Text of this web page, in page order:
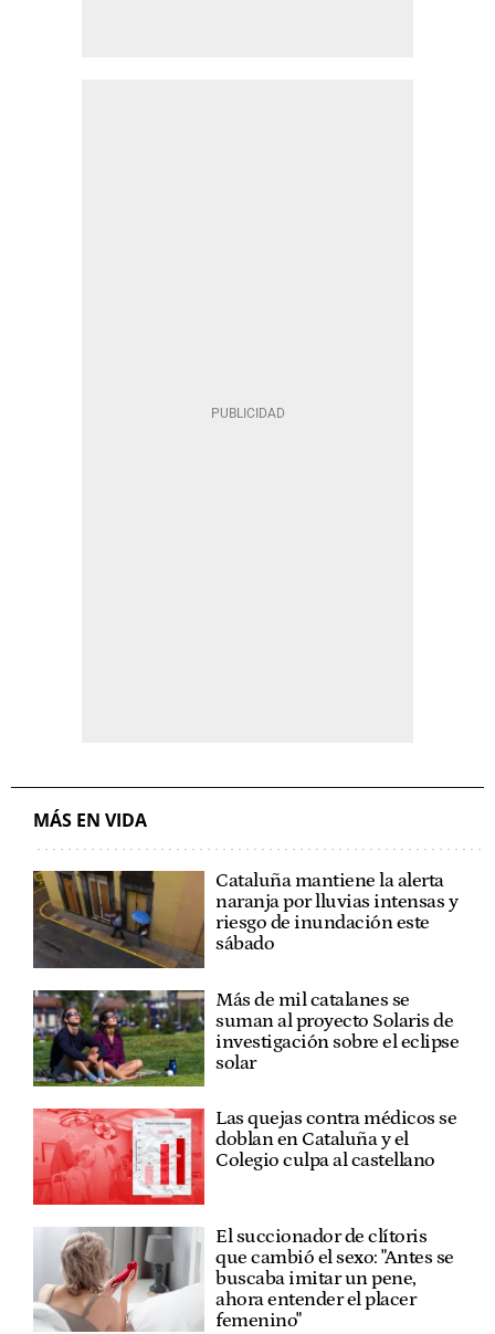
MÁS EN VIDA
Cataluña mantiene la alerta
naranja por lluvias intensas y
riesgo de inundación este
sábado
Más de mil catalanes se
suman al proyecto Solaris de
investigación sobre el eclipse
solar
Las quejas contra médicos se
doblan en Cataluña y el
Colegio culpa al castellano
El succionador de clítoris
que cambió el sexo: "Antes se
buscaba imitar un pene,
ahora entender el placer
femenino"